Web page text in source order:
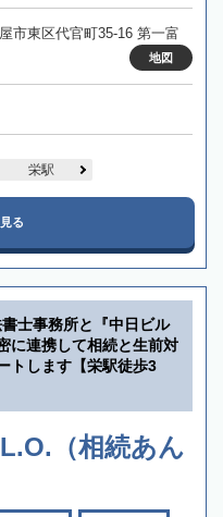
市東区代官町35-16 第一富
地図
栄駅
る
士事務所と『中日ビル
に連携して相続と生前対
トします【栄駅徒歩3
（相続あん